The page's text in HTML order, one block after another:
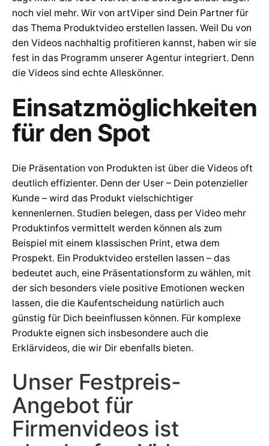
noch viel mehr. Wir von artViper sind Dein Partner für
das Thema Produktvideo erstellen lassen. Weil Du von
den Videos nachhaltig profitieren kannst, haben wir sie
fest in das Programm unserer Agentur integriert. Denn
die Videos sind echte Alleskönner.
Einsatzmöglichkeiten
für den Spot
Die Präsentation von Produkten ist über die Videos oft
deutlich effizienter. Denn der User – Dein potenzieller
Kunde – wird das Produkt vielschichtiger
kennenlernen. Studien belegen, dass per Video mehr
Produktinfos vermittelt werden können als zum
Beispiel mit einem klassischen Print, etwa dem
Prospekt. Ein Produktvideo erstellen lassen – das
bedeutet auch, eine Präsentationsform zu wählen, mit
der sich besonders viele positive Emotionen wecken
lassen, die die Kaufentscheidung natürlich auch
günstig für Dich beeinflussen können. Für komplexe
Produkte eignen sich insbesondere auch die
Erklärvideos, die wir Dir ebenfalls bieten.
Unser Festpreis-
Angebot für
Firmenvideos ist